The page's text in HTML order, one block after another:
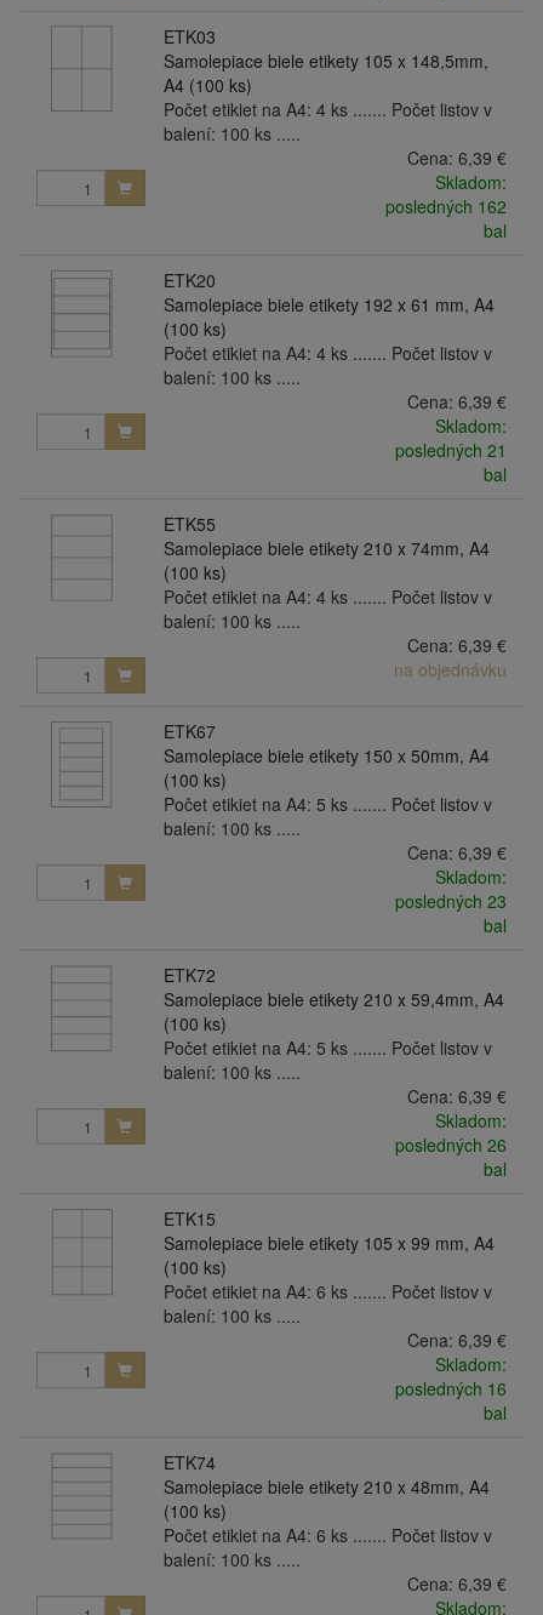
ETK03
Samolepiace biele etikety 105 x 148,5mm,
A4 (100 ks)
Počet etikiet na A4: 4 ks ....... Počet listov v
balení: 100 ks .....
Cena: 6,39 €
Skladom:
posledných 162
bal
ETK20
Samolepiace biele etikety 192 x 61 mm, A4
(100 ks)
Počet etikiet na A4: 4 ks ....... Počet listov v
balení: 100 ks .....
Cena: 6,39 €
Skladom:
posledných 21
bal
ETK55
Samolepiace biele etikety 210 x 74mm, A4
(100 ks)
Počet etikiet na A4: 4 ks ....... Počet listov v
balení: 100 ks .....
Cena: 6,39 €
na objednávku
ETK67
Samolepiace biele etikety 150 x 50mm, A4
(100 ks)
Počet etikiet na A4: 5 ks ....... Počet listov v
balení: 100 ks .....
Cena: 6,39 €
Skladom:
posledných 23
bal
ETK72
Samolepiace biele etikety 210 x 59,4mm, A4
(100 ks)
Počet etikiet na A4: 5 ks ....... Počet listov v
balení: 100 ks .....
Cena: 6,39 €
Skladom:
posledných 26
bal
ETK15
Samolepiace biele etikety 105 x 99 mm, A4
(100 ks)
Počet etikiet na A4: 6 ks ....... Počet listov v
balení: 100 ks .....
Cena: 6,39 €
Skladom:
posledných 16
bal
ETK74
Samolepiace biele etikety 210 x 48mm, A4
(100 ks)
Počet etikiet na A4: 6 ks ....... Počet listov v
balení: 100 ks .....
Cena: 6,39 €
Skladom: